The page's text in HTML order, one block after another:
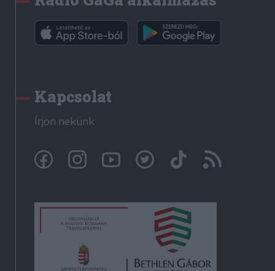
Kapcsolat
Írjon nekünk